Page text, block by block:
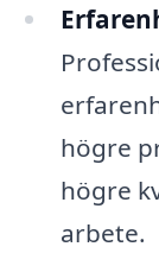
högre
högre
arbete.